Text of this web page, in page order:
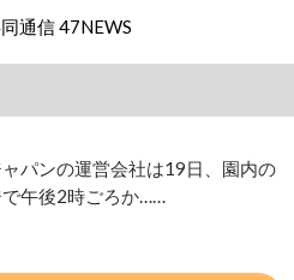
通信 47NEWS
パンの運営会社は19日、園内の
午後2時ごろか……